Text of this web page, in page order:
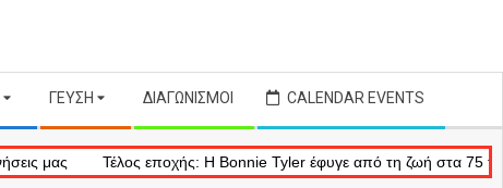
ΓΕΎΣΗ ΔΙΑΓΩΝΙΣΜΟΊ CALENDAR EVENTS
Τέλος εποχής: Η Bonnie Tyler έφυγε από τη ζωή στα 75 της